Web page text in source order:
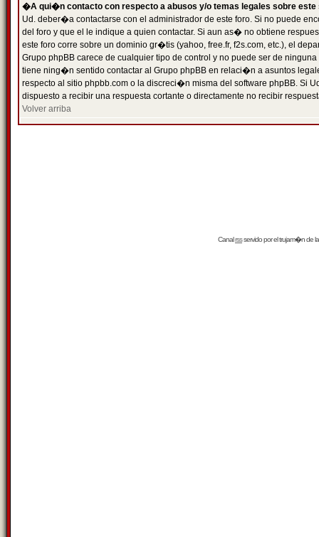
�A qui�n contacto con respecto a abusos y/o temas legales sobre este
Ud. deber�a contactarse con el administrador de este foro. Si no puede
del foro y que el le indique a quien contactar. Si aun as� no obtiene
este foro corre sobre un dominio gr�tis (yahoo, free.fr, f2s.com, etc.), el
Grupo phpBB carece de cualquier tipo de control y no puede ser de
tiene ning�n sentido contactar al Grupo phpBB en relaci�n a asuntos
respecto al sitio phpbb.com o la discreci�n misma del software phpBB. Si
dispuesto a recibir una respuesta cortante o directamente no recibir
Volver arriba
Canalrssservido por eltrujam�nde